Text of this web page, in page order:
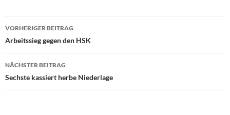
Beitragsnavigation
VORHERIGER BEITRAG
Arbeitssieg gegen den HSK
NÄCHSTER BEITRAG
Sechste kassiert herbe Niederlage